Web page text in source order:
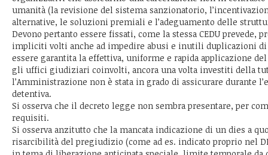
umanità (la revisione del sistema sanzionatorio,
alternative, le soluzioni premiali e l’adeguamento delle
Devono pertanto essere fissati, come la stessa CEDU prevede,
impliciti volti anche ad impedire abusi e inutili duplicazioni
essere garantita la effettiva, uniforme e rapida applicazione
gli uffici giudiziari coinvolti, ancora una volta investiti della
l’Amministrazione non è stata in grado di assicurare durante
detentiva.
Si osserva che il decreto legge non sembra presentare, per
requisiti.
Si osserva anzitutto che la mancata indicazione di un dies a
risarcibilità del pregiudizio (come ad es. indicato proprio nel DL